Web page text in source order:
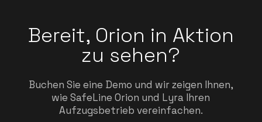
Bereit, Orion in Aktion
zu sehen?
Buchen Sie eine Demo und wir zeigen Ihnen,
wie SafeLine Orion und Lyra Ihren
Aufzugsbetrieb vereinfachen.